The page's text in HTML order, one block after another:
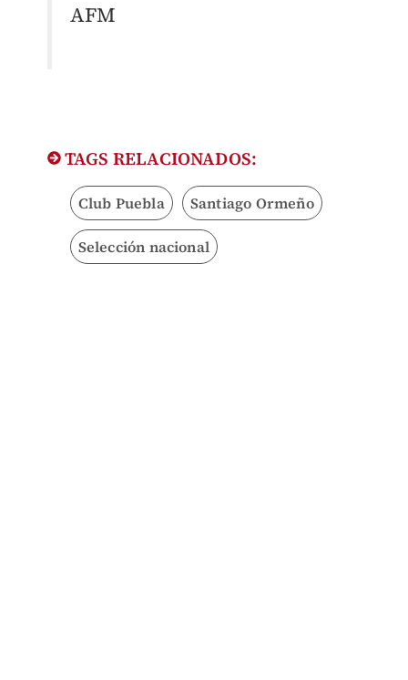
AFM
TAGS RELACIONADOS:
Club Puebla Santiago Ormeño
Selección nacional